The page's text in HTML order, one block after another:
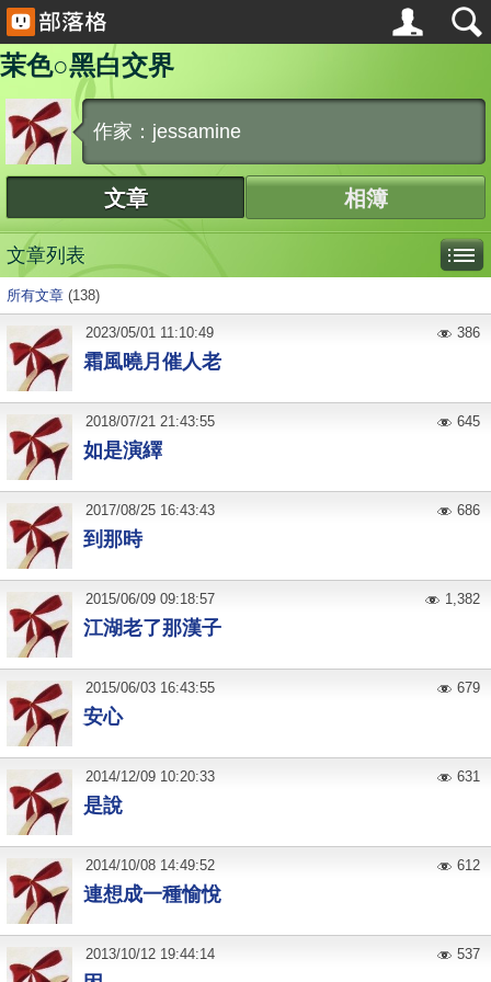
茉色○黑白交界
作家：jessamine
文章 相簿
文章列表
所有文章 (138)
霜風曉月催人老
2023/05/01 11:10:49 386
如是演繹
2018/07/21 21:43:55 645
到那時
2017/08/25 16:43:43 686
江湖老了那漢子
2015/06/09 09:18:57 1,382
安心
2015/06/03 16:43:55 679
是說
2014/12/09 10:20:33 631
連想成一種愉悅
2014/10/08 14:49:52 612
2013/10/12 19:44:14 537